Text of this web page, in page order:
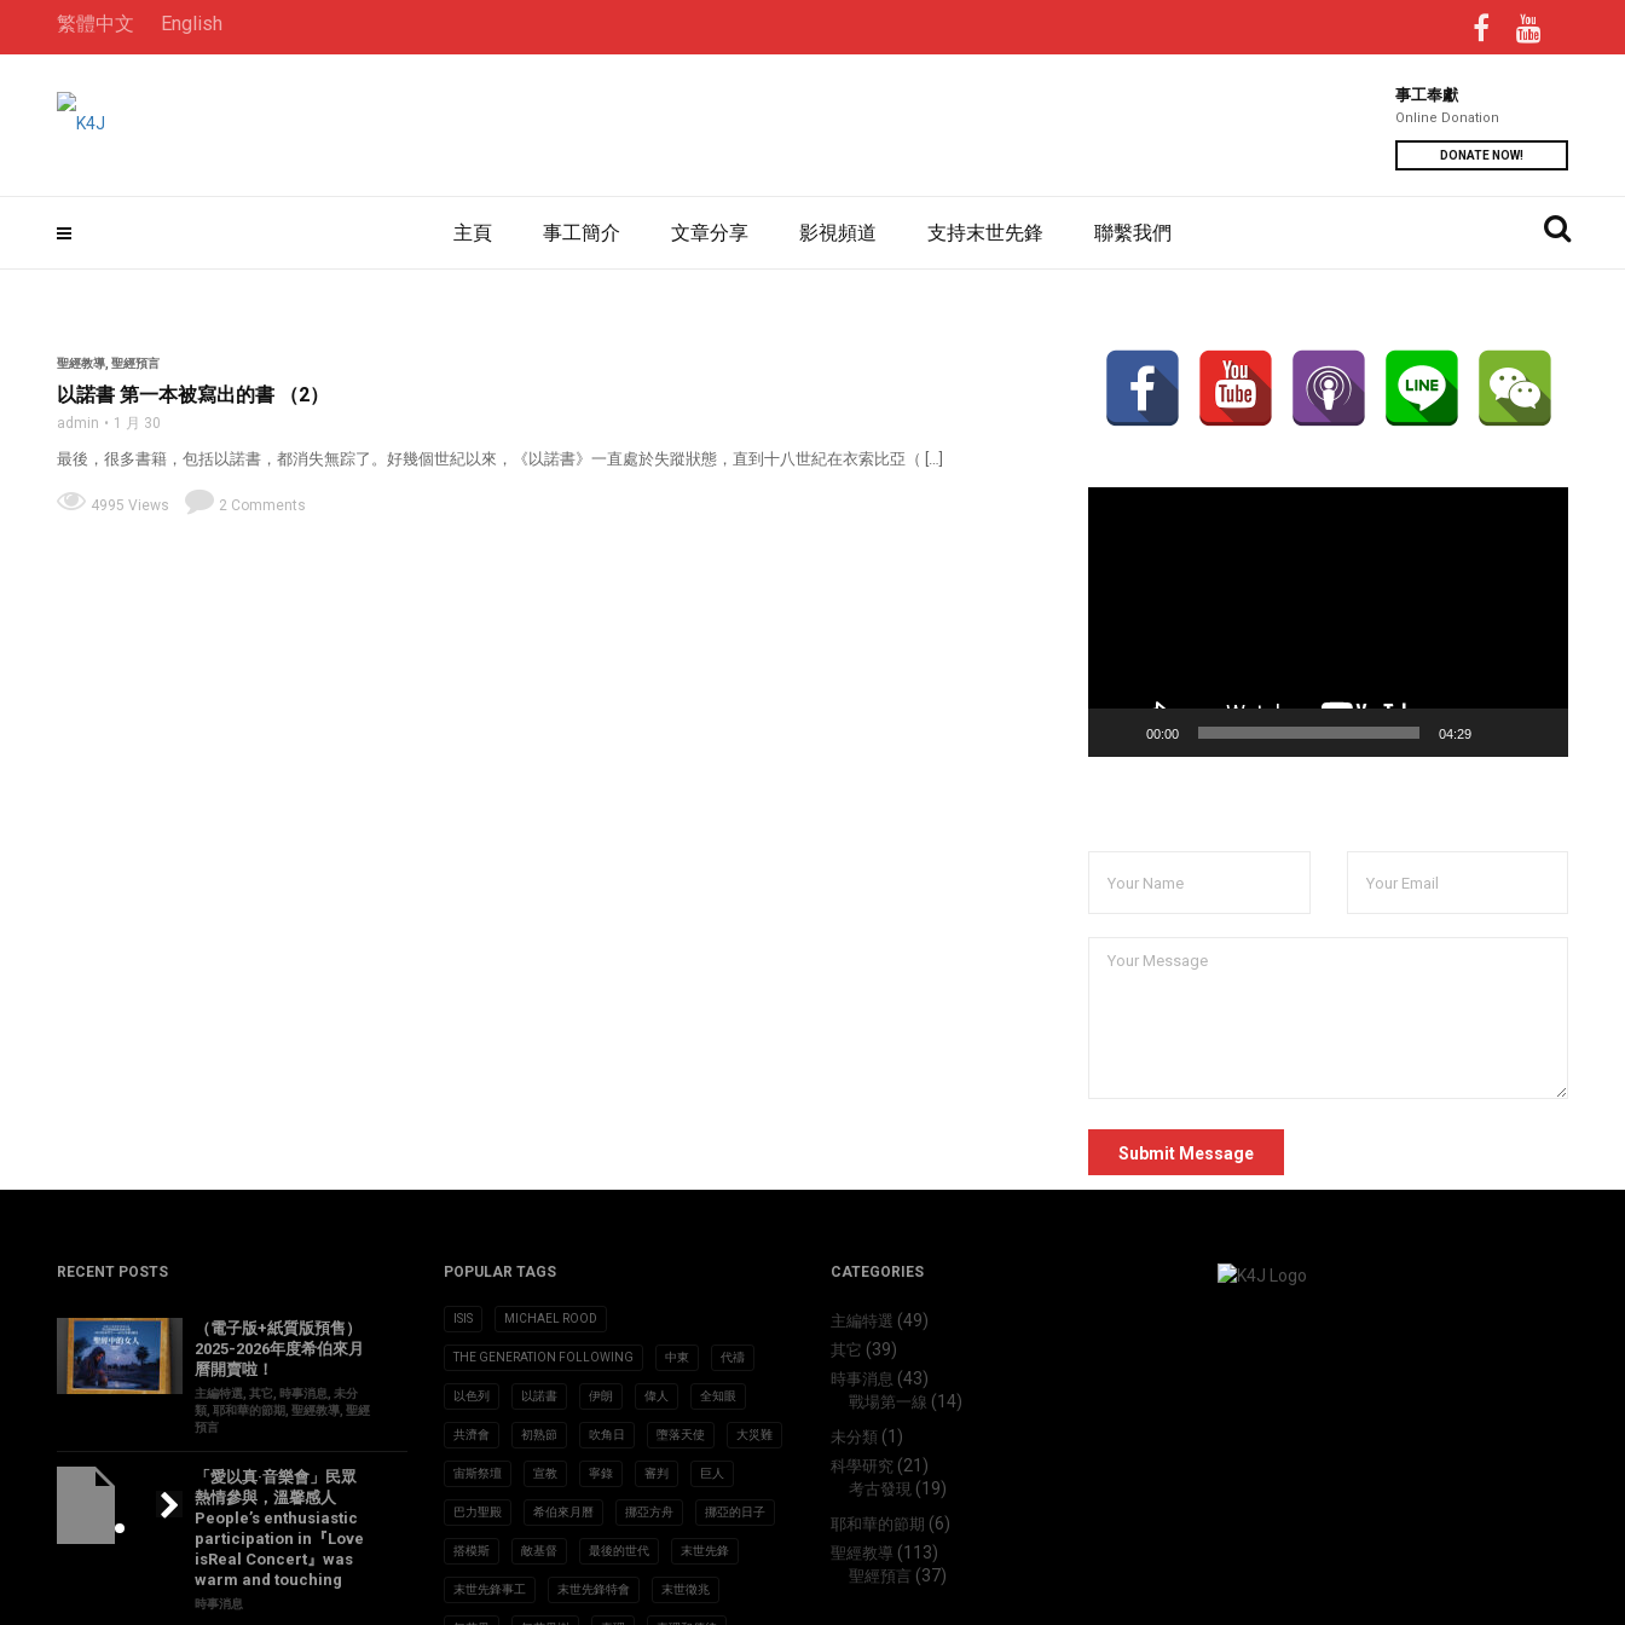
主頁 事工簡介 文章分享 影視頻道 支持末世先鋒 聯繫我們
事工奉獻
Online Donation
DONATE NOW!
繁體中文 English
聖經教導 聖經預言
以諾書 第一本被寫出的書 （2）
admin 1 月 30
最後，很多書籍，包括以諾書，都消失無踪了。好幾個世紀以來，《以諾書》一直處於失蹤狀態，直到十八世紀在衣索比亞（ […]
4995 Views 2 Comments
00:00 04:29
RECENT POSTS
（電子版+紙質版預售）
2025-2026年度希伯來月
曆開賣啦！
主編特選 其它 時事消息
未分
類 耶和華的節期 聖經教導 聖經
預言
「愛以真·音樂會」民眾
熱情參與，溫馨感人
People’s enthusiastic
participation in『Love
isReal Concert』was
warm and touching
時事消息
POPULAR TAGS
ISIS MICHAEL ROOD
THE GENERATION FOLLOWING 中東 代禱
以色列 以諾書 伊朗 偉人 全知眼
共濟會 初熟節 吹角日 墮落天使 大災難
宙斯祭壇 宣教 寧錄 審判 巨人
巴力聖殿 希伯來月曆 挪亞方舟 挪亞的日子
搭模斯 敵基督 最後的世代 末世先鋒
末世先鋒事工 末世先鋒特會 末世徵兆
CATEGORIES
主編特選 (49)
其它 (39)
時事消息 (43)
戰場第一線 (14)
未分類 (1)
科學研究 (21)
考古發現 (19)
耶和華的節期 (6)
聖經教導 (113)
聖經預言 (37)